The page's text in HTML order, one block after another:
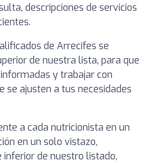
descripciones de servicios
de Arrecifes se
de nuestra lista, para que
y trabajar con
se ajusten a tus necesidades
a cada nutricionista en un
en un solo vistazo,
de nuestro listado,